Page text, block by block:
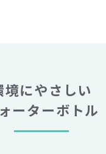
境にやさしい
ーターボトル